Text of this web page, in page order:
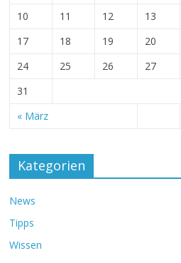
« März
10
11 12 13
17
18 19 20
24
25 26 27
31
Kategorien
News
Tipps
Wissen